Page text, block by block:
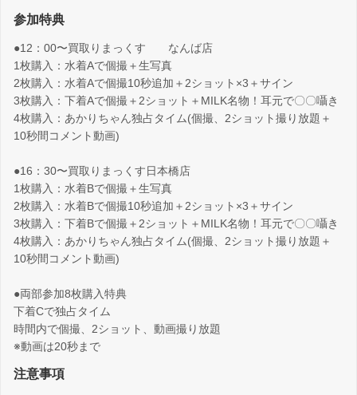
参加特典
●12：00〜買取りまっくす なんば店
1枚購入：水着Aで個撮＋生写真
2枚購入：水着Aで個撮10秒追加＋2ショット×3＋サイン
3枚購入：下着Aで個撮＋2ショット＋MILK名物！耳元で〇〇囁き
4枚購入：あかりちゃん独占タイム(個撮、2ショット撮り放題＋
10秒間コメント動画)
●16：30〜買取りまっくす日本橋店
1枚購入：水着Bで個撮＋生写真
2枚購入：水着Bで個撮10秒追加＋2ショット×3＋サイン
3枚購入：下着Bで個撮＋2ショット＋MILK名物！耳元で〇〇囁き
4枚購入：あかりちゃん独占タイム(個撮、2ショット撮り放題＋
10秒間コメント動画)
●両部参加8枚購入特典
下着Cで独占タイム
時間内で個撮、2ショット、動画撮り放題
※動画は20秒まで
注意事項